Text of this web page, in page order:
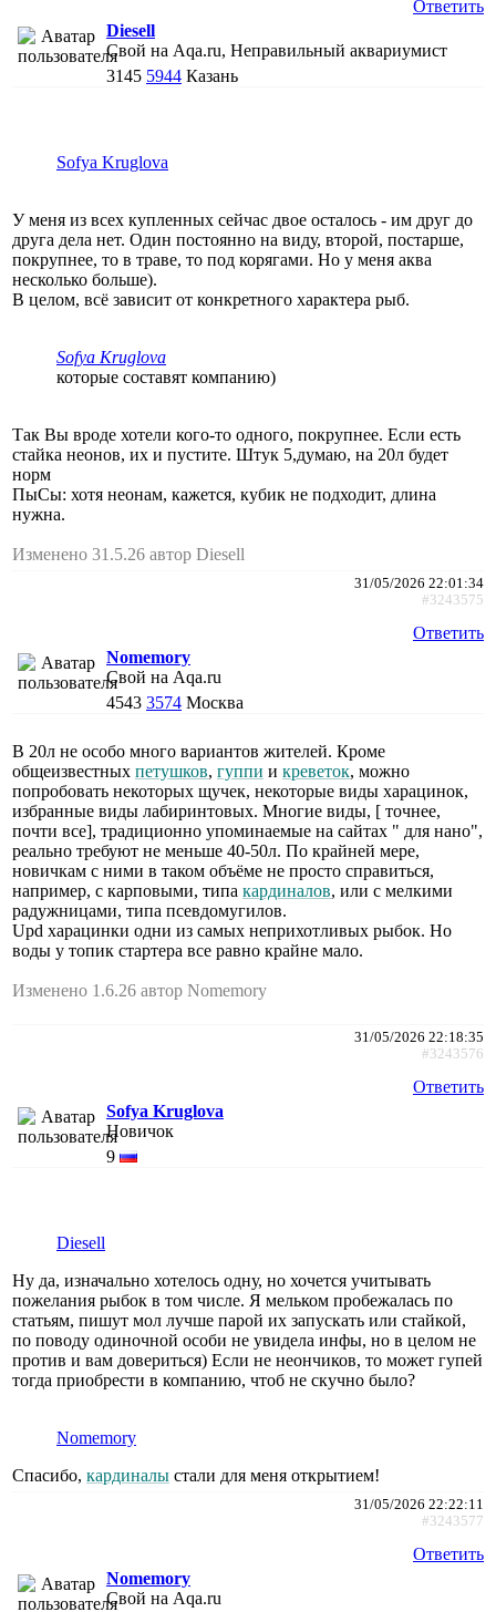
Ответить
Diesell
Свой на Aqa.ru, Неправильный аквариумист
3145 5944 Казань
Sofya Kruglova
У меня из всех купленных сейчас двое осталось - им друг до
друга дела нет. Один постоянно на виду, второй, постарше,
покрупнее, то в траве, то под корягами. Но у меня аква
несколько больше).
В целом, всё зависит от конкретного характера рыб.
Sofya Kruglova
которые составят компанию)
Так Вы вроде хотели кого-то одного, покрупнее. Если есть
стайка неонов, их и пустите. Штук 5,думаю, на 20л будет
норм
ПыСы: хотя неонам, кажется, кубик не подходит, длина
нужна.
Изменено 31.5.26 автор Diesell
31/05/2026 22:01:34
#3243575
Ответить
Nomemory
Свой на Aqa.ru
4543 3574 Москва
В 20л не особо много вариантов жителей. Кроме
общеизвестных петушков, гуппи и креветок, можно
попробовать некоторых щучек, некоторые виды харацинок,
избранные виды лабиринтовых. Многие виды, [ точнее,
почти все], традиционно упоминаемые на сайтах " для нано",
реально требуют не меньше 40-50л. По крайней мере,
новичкам с ними в таком объёме не просто справиться,
например, с карповыми, типа кардиналов, или с мелкими
радужницами, типа псевдомугилов.
Upd харацинки одни из самых неприхотливых рыбок. Но
воды у топик стартера все равно крайне мало.
Изменено 1.6.26 автор Nomemory
31/05/2026 22:18:35
#3243576
Ответить
Sofya Kruglova
Новичок
9
Diesell
Ну да, изначально хотелось одну, но хочется учитывать
пожелания рыбок в том числе. Я мельком пробежалась по
статьям, пишут мол лучше парой их запускать или стайкой,
по поводу одиночной особи не увидела инфы, но в целом не
против и вам довериться) Если не неончиков, то может гупей
тогда приобрести в компанию, чтоб не скучно было?
Nomemory
Спасибо, кардиналы стали для меня открытием!
31/05/2026 22:22:11
#3243577
Ответить
Nomemory
Свой на Aqa.ru